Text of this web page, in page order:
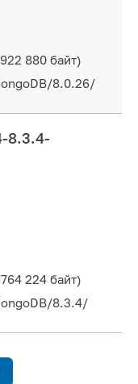
880 байт)
8.0.26/
8.3.4-
224 байт)
8.3.4/